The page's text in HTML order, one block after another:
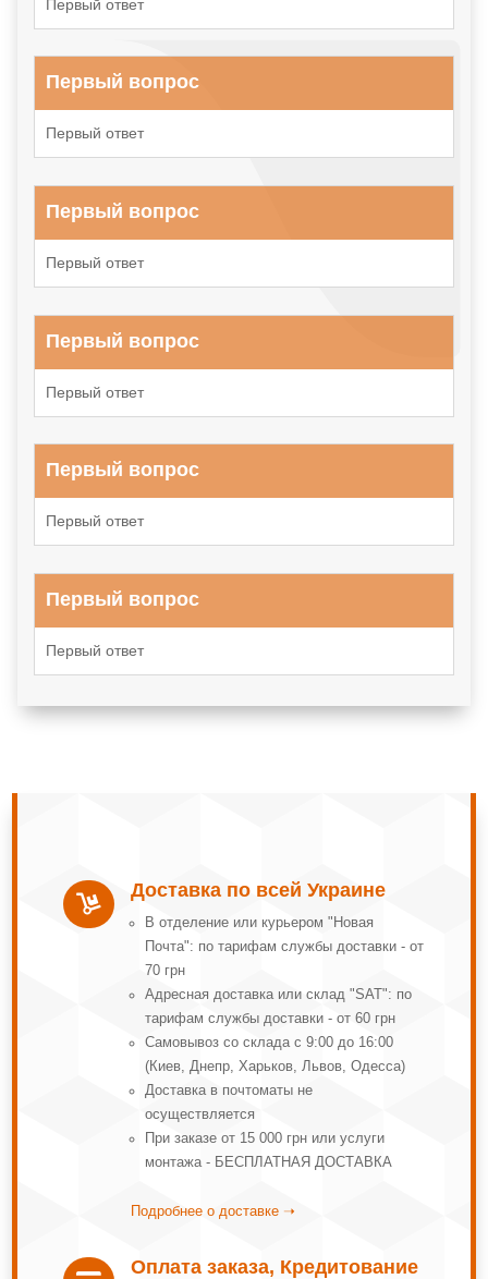
Первый ответ
Первый вопрос
Первый ответ
Первый вопрос
Первый ответ
Первый вопрос
Первый ответ
Первый вопрос
Первый ответ
Первый вопрос
Первый ответ

Доставка по всей Украине
В отделение или курьером "Новая
Почта": по тарифам службы доставки - от
70 грн
Адресная доставка или склад "SAT": по
тарифам службы доставки - от 60 грн
Самовывоз со склада с 9:00 до 16:00
(Киев, Днепр, Харьков, Львов, Одесса)
Доставка в почтоматы не
осуществляется
При заказе от 15 000 грн или услуги
монтажа - БЕСПЛАТНАЯ ДОСТАВКА
Подробнее о доставке ➝
Оплата заказа, Кредитование